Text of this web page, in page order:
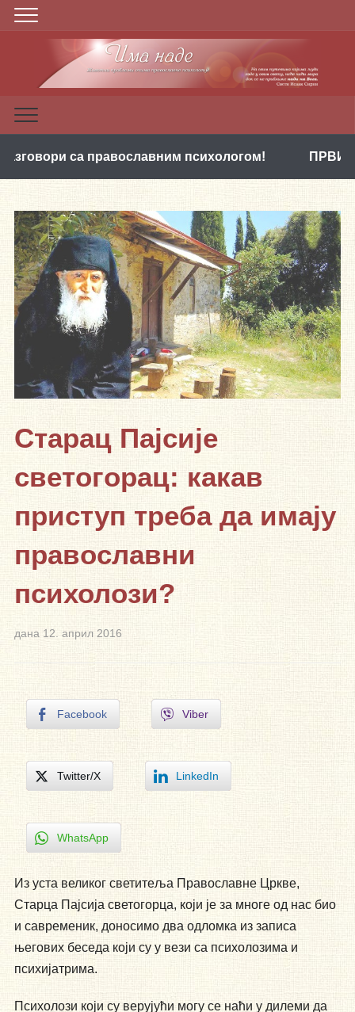
православним психологом! ПРВИ ПАКЕТ
Старац Пајсије
светогорац: какав
приступ треба да имају
православни
психолози?
дана 12. април 2016
Facebook Viber
Twitter/X LinkedIn
WhatsApp
Из уста великог светитеља Православне Цркве,
Старца Пајсија светогорца, који је за многе од нас био
и савременик, доносимо два одломка из записа
његових беседа који су у вези са психолозима и
психијатрима.
Психолози који су верујући могу се наћи у дилеми да